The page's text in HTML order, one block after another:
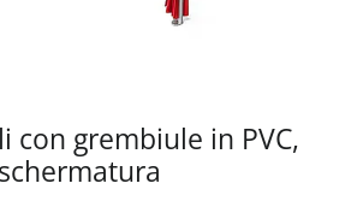
con grembiule in PVC,